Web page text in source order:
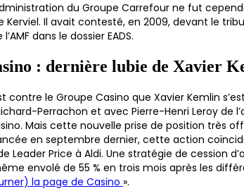
du Groupe Carrefour ne fut
Il avait contesté, en 2009, devant le
dans le dossier EADS.
: dernière lubie de Xavier
contre le Groupe Casino que Xavier Kemlin
Perrachon et avec Pierre-Henri Leroy de
Mais cette nouvelle prise de position très
en septembre dernier, cette action
Leader Price à Aldi. Une stratégie de cession
envolé de 55 % en trois mois après les
la page de Casino ».